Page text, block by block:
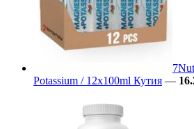
Potassium / 12x100ml Кутия —